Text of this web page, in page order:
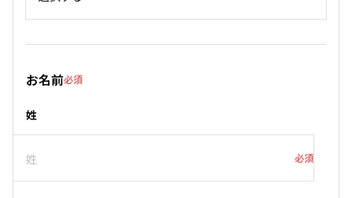
お名前必須
姓
必須